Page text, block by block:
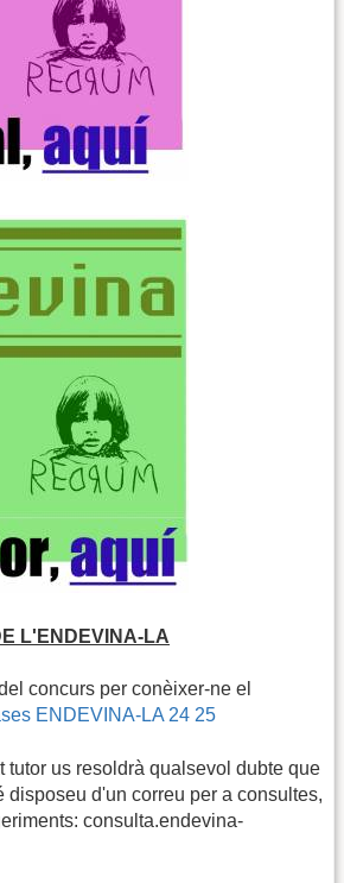
L'ENDEVINA-LA
concurs per conèixer-ne el
ENDEVINA-LA 24 25
tutor us resoldrà qualsevol dubte que
disposeu d'un correu per a consultes,
consulta.endevina-